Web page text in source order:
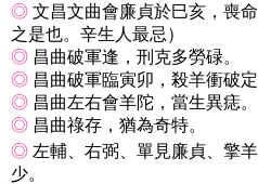
◎ 文昌文曲會廉貞於巳亥，喪
之是也。辛生人最忌）
◎ 昌曲破軍逢，刑克多勞碌。
◎ 昌曲破軍臨寅卯，殺羊衝破
◎ 昌曲左右會羊陀，當生異痣。
◎ 昌曲祿存，猶為奇特。
◎ 左輔、右弼、單見廉貞、擎
少。